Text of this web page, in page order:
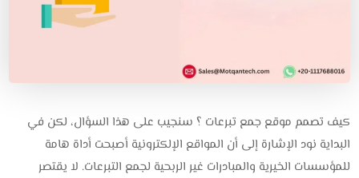
كيف تصمم موقع جمع تبرعات ؟ سنجيب على هذا السؤال، لكن في
البداية نود الإشارة إلى أن المواقع الإلكترونية أصبحت أداة هامة
للمؤسسات الخيرية والمبادرات غير الربحية لجمع التبرعات. لا يقتصر